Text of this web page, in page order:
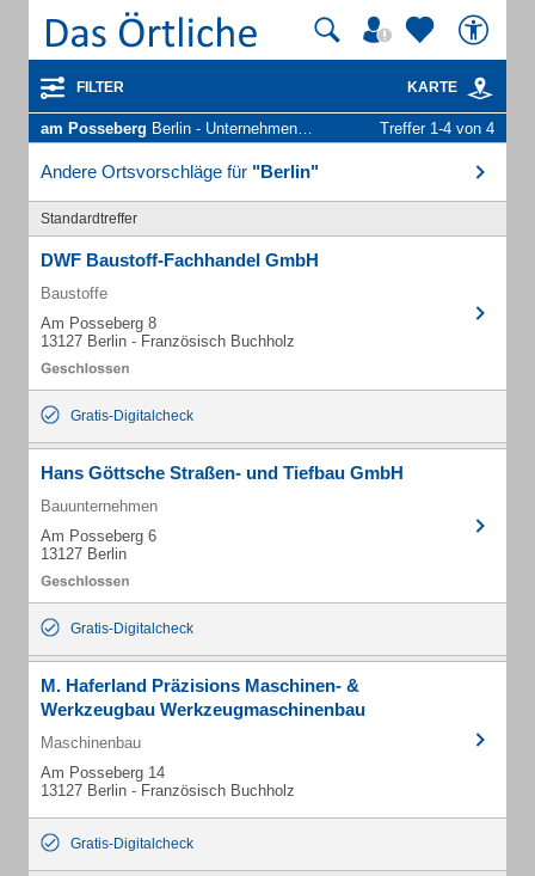
FILTER KARTE
am Posseberg Berlin - Unternehmen und Personen Treffer 1-4 von 4
Andere Ortsvorschläge für "Berlin"
Standardtreffer
DWF Baustoff-Fachhandel GmbH
Baustoffe
Am Posseberg 8
13127 Berlin - Französisch Buchholz
Gratis-Digitalcheck
Hans Göttsche Straßen- und Tiefbau GmbH
Bauunternehmen
Am Posseberg 6
13127 Berlin
Gratis-Digitalcheck
M. Haferland Präzisions Maschinen- &
Werkzeugbau Werkzeugmaschinenbau
Maschinenbau
Am Posseberg 14
13127 Berlin - Französisch Buchholz
Gratis-Digitalcheck